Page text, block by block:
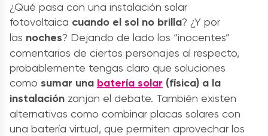
¿Qué pasa con una instalación solar
fotovoltaica cuando el sol no brilla? ¿Y por
las noches? Dejando de lado los “inocentes”
comentarios de ciertos personajes al respecto,
probablemente tengas claro que soluciones
como sumar una batería solar (física) a la
instalación zanjan el debate. También existen
alternativas como combinar placas solares con
una batería virtual, que permiten aprovechar los